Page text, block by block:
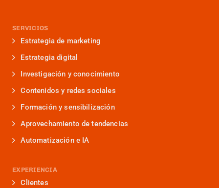
SERVICIOS
Estrategia de marketing
Estrategia digital
Investigación y conocimiento
Contenidos y redes sociales
Formación y sensibilización
Aprovechamiento de tendencias
Automatización e IA
EXPERIENCIA
Clientes